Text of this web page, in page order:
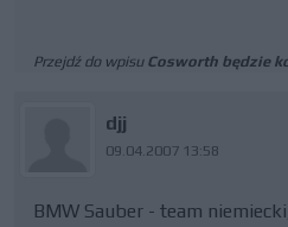
Przejdź do wpisu Cosworth będzie
djj
09.04.2007 13:58
BMW Sauber - team